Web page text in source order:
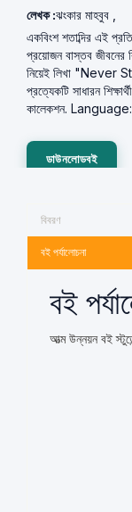
লেখক :ঝংকার মাহবুব ,
একবিংশ শতাব্দির এই
প্রয়োজন বাস্তব
নিয়েই লিখা "Never
প্রত্যেকটি সাধারন
কালেকশন. Language:
ডাউনলোডবই
বিবরণ
বই পর্যালোচনা
বই
আত্ম উন্নয়ন বই